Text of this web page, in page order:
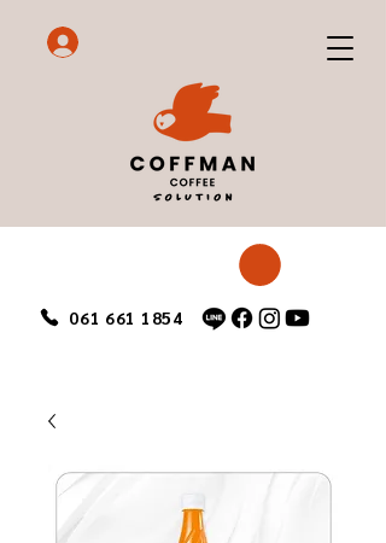
061 661 1854